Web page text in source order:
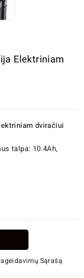
Elektriniam
dviračiui
talpa: 10.4Ah,
Sąrašą